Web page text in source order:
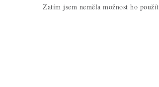
Zatím jsem neměla možnost ho použít